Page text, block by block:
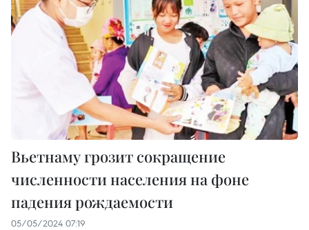
Вьетнаму грозит сокращение
численности населения на фоне
падения рождаемости
05/05/2024 07:19